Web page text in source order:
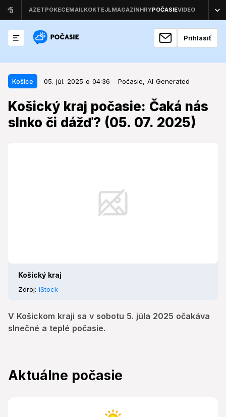
Prihlásiť
Košice 05. júl. 2025 o 04:36 Počasie, AI Generated
Košický kraj počasie: Čaká nás
slnko či dážď? (05. 07. 2025)
Košický kraj
Zdroj: iStock
V Košickom kraji sa v sobotu 5. júla 2025 očakáva
slnečné a teplé počasie.
Košice 05. júl. 2025 o 04:36
Košický kraj počasie: Čaká nás
slnko či dážď? (05. 07. 2025)
Aktuálne počasie